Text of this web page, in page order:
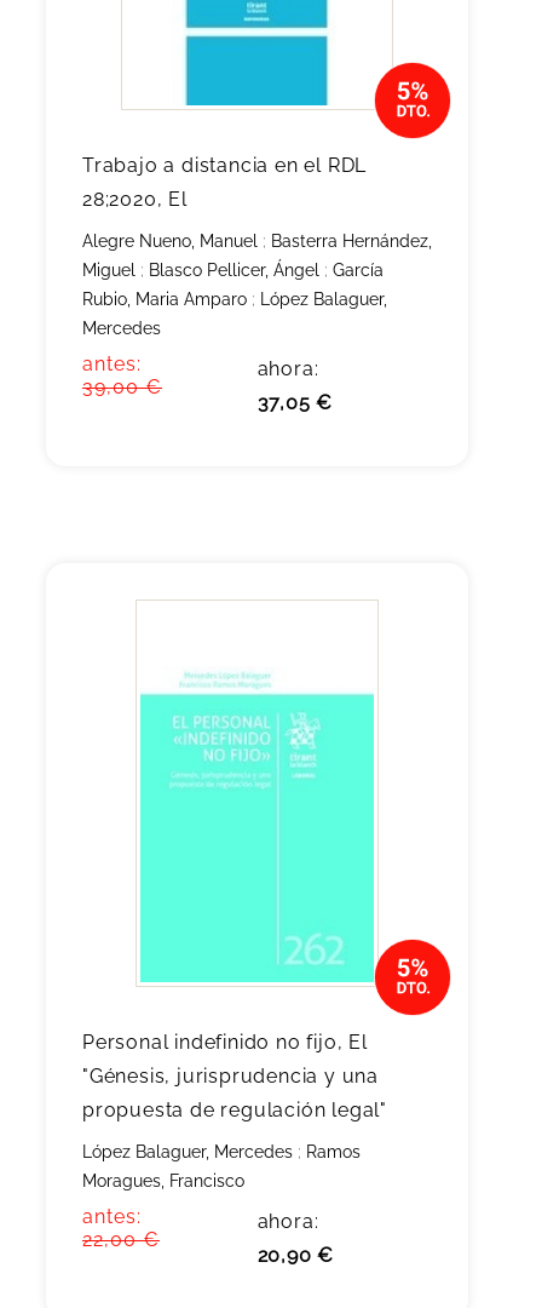
Trabajo a distancia en el RDL
28;2020, El
Alegre Nueno, Manuel ; Basterra Hernández,
Miguel ; Blasco Pellicer, Ángel ; García
Rubio, Maria Amparo ;
López Balaguer,
Mercedes
antes:
39,00 €
ahora:
37,05 €
Personal indefinido no fijo, El
"Génesis, jurisprudencia y una
propuesta de regulación legal"
López Balaguer, Mercedes ; Ramos
Moragues, Francisco
antes:
22,00 €
ahora:
20,90 €